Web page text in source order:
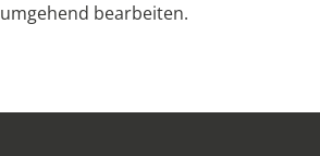
umgehend bearbeiten.